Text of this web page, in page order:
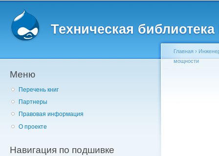
Техническая
Меню
Перечень книг
Партнеры
Правовая информация
О проекте
Навигация по подшивке
Главная ›
мощности